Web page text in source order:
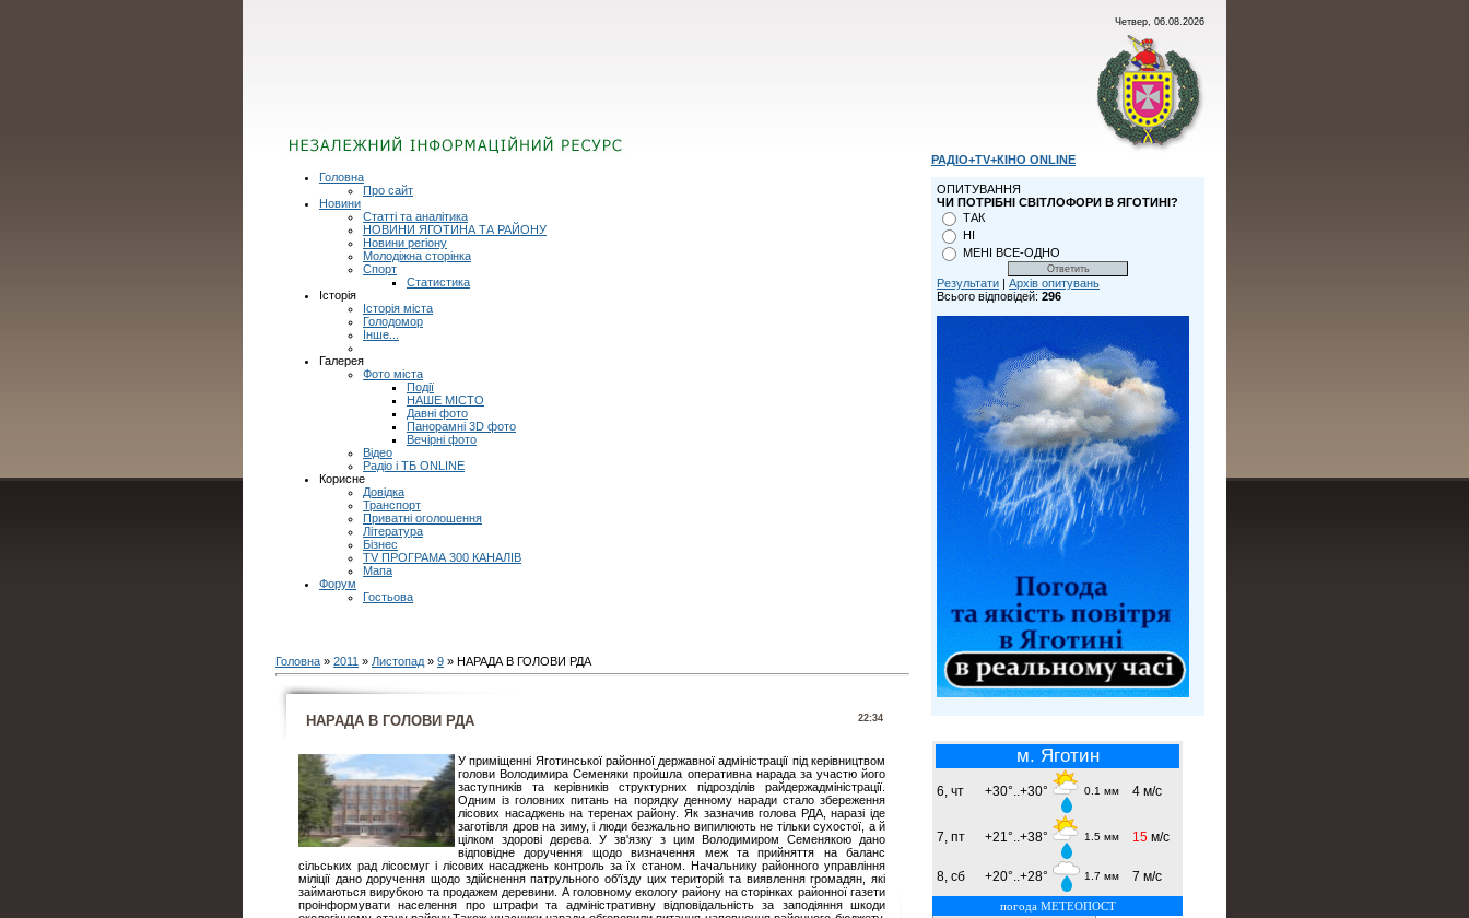
Четвер, 06.08.2026
Головна
Про сайт
Новини
Статті та аналітика
НОВИНИ ЯГОТИНА ТА РАЙОНУ
Новини регіону
Молодіжна сторінка
Спорт
Статистика
Історія
Історія міста
Голодомор
Інше...
Галерея
Фото міста
Події
НАШЕ МІСТО
Давні фото
Панорамні 3D фото
Вечірні фото
Відео
Радіо і ТБ ONLINE
Корисне
Довідка
Транспорт
Приватні оголошення
Література
Бізнес
TV ПРОГРАМА 300 КАНАЛІВ
Мапа
Форум
Гостьова
Головна » 2011 » Листопад » 9 » НАРАДА В ГОЛОВИ РДА
22:34
НАРАДА В ГОЛОВИ РДА
У приміщенні Яготинської районної державної адміністрації під керівництвом
голови Володимира Семеняки пройшла оперативна нарада за участю його
заступників та керівників структурних підрозділів райдержадміністрації.
Одним із головних питань на порядку денному наради стало збереження
лісових насаджень на теренах району. Як зазначив голова РДА, наразі іде
заготівля дров на зиму, і люди безжально випилюють не тільки сухостої, а й
цілком здорові дерева. У зв'язку з цим Володимиром Семенякою дано
відповідне доручення щодо визначення меж та прийняття на баланс
сільських рад лісосмуг і лісових насаджень контроль за їх станом. Начальнику районного управління
міліції дано доручення щодо здійснення патрульного об'їзду цих територій та виявлення громадян, які
займаються вирубкою та продажем деревини. А головному екологу району на сторінках районної газети
проінформувати населення про штрафи та адміністративну відповідальність за заподіяння шкоди
РАДІО+TV+КІНО ONLINE
ОПИТУВАННЯ
ЧИ ПОТРІБНІ СВІТЛОФОРИ В ЯГОТИНІ?
ТАК
НІ
МЕНІ ВСЕ-ОДНО
Результати | Архів опитувань
Всього відповідей: 296
м. Яготин
6, чт +30°..+30° 0.1 мм 4 м/с
7, пт +21°..+38° 1.5 мм 15 м/с
8, сб +20°..+28° 1.7 мм 7 м/с
погода МЕТЕОПОСТ